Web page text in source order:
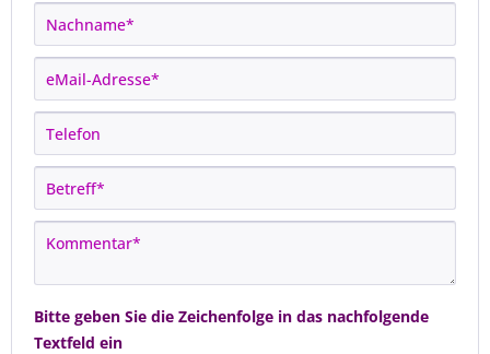
Bitte geben Sie die Zeichenfolge in das nachfolgende
Textfeld ein